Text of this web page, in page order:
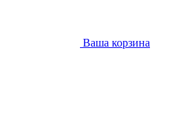
Ваша корзина